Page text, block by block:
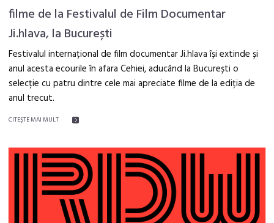
filme de la Festivalul de Film Documentar
Ji.hlava, la București
Festivalul internațional de film documentar Ji.hlava își extinde și
anul acesta ecourile în afara Cehiei, aducând la București o
selecție cu patru dintre cele mai apreciate filme de la ediția de
anul trecut.
CITEŞTE MAI MULT